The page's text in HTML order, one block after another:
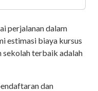
perjalanan dalam
estimasi biaya kursus
sekolah terbaik adalah
dan